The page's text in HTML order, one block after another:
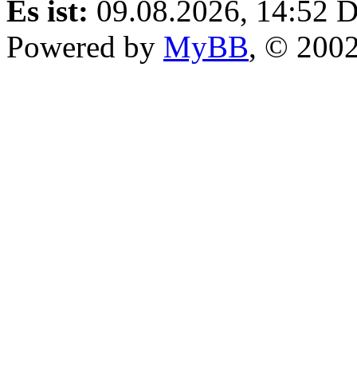
Es ist: 09.08.2026, 14:52
Powered by MyBB, ©